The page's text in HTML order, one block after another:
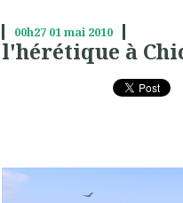
00h27 01mai 2010
l'hérétique à